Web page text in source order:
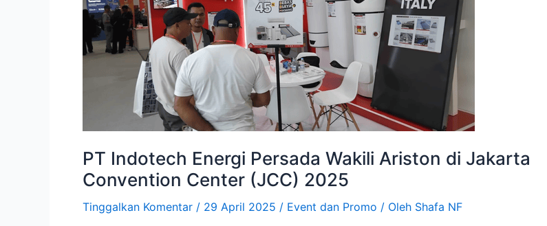
PT Indotech Energi Persada Wakili Ariston di Jakarta
Convention Center (JCC) 2025
Tinggalkan Komentar / 29 April 2025 / Event dan Promo / Oleh Shafa NF
Ariston
Jakarta
Convention